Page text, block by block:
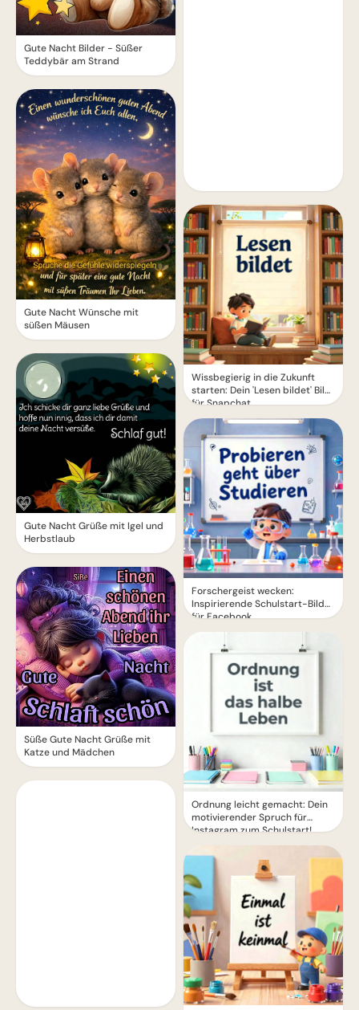
Gute Nacht Bilder - Süßer
Teddybär am Strand
Gute Nacht Wünsche mit
süßen Mäusen
Gute Nacht Grüße mit Igel und
Herbstlaub
Süße Gute Nacht Grüße mit
Katze und Mädchen
Wissbegierig in die Zukunft
starten: Dein 'Lesen bildet' Bild
für Snapchat
Forschergeist wecken:
Inspirierende Schulstart-Bilder
für Facebook
Ordnung leicht gemacht: Dein
motivierender Spruch für
Instagram zum Schulstart!